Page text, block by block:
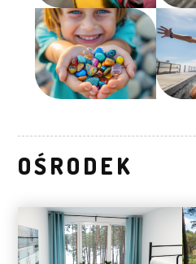
OŚRODEK